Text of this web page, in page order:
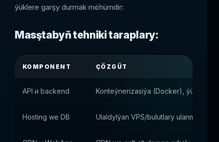
ýüklere garşy durmak möhümdir:
Masştabyň tehniki taraplary:
KOMPONENT ÇÖZGÜT
API и backend Konteýnerizasiýa (Docker), ýüküň
Hosting we DB Ulaldylýan VPS/bulutlary ulanmak